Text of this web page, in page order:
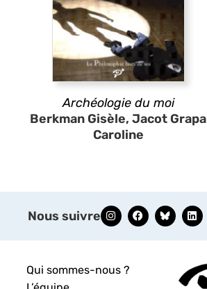
Archéologie du moi
Berkman Gisèle, Jacot Grapa
Caroline
Nous suivre
Qui sommes-nous ?